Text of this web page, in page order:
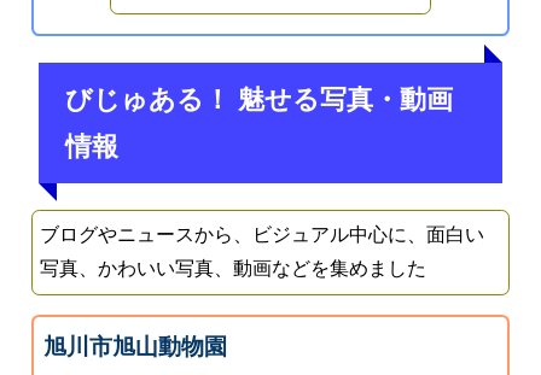
びじゅある！ 魅せる写真・動画
情報
ブログやニュースから、ビジュアル中心に、面白い
写真、かわいい写真、動画などを集めました
旭川市旭山動物園